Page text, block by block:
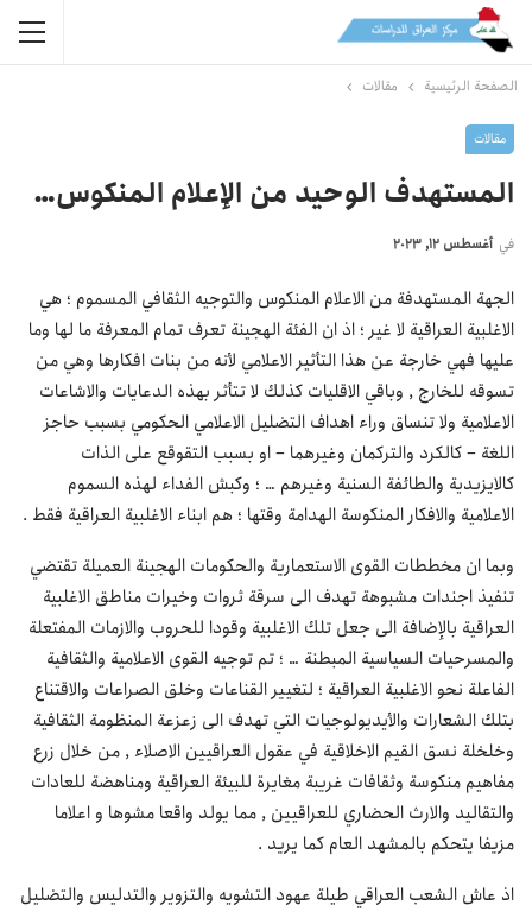
الصفحة الرئيسية مقالات
مقالات
المستهدف الوحيد من الإعلام المنكوس…
في أغسطس 12, 2023
الجهة المستهدفة من الاعلام المنكوس والتوجيه الثقافي المسموم ؛ هي
الاغلبية العراقية لا غير ؛ اذ ان الفئة الهجينة تعرف تمام المعرفة ما لها وما
عليها فهي خارجة عن هذا التأثير الاعلامي لأنه من بنات افكارها وهي من
تسوقه للخارج , وباقي الاقليات كذلك لا تتأثر بهذه الدعايات والاشاعات
الاعلامية ولا تنساق وراء اهداف التضليل الاعلامي الحكومي بسبب حاجز
اللغة – كالكرد والتركمان وغيرهما – او بسبب التقوقع على الذات
كالايزيدية والطائفة السنية وغيرهم … ؛ وكبش الفداء لهذه السموم
الاعلامية والافكار المنكوسة الهدامة وقتها ؛ هم ابناء الاغلبية العراقية فقط .
وبما ان مخططات القوى الاستعمارية والحكومات الهجينة العميلة تقتضي
تنفيذ اجندات مشبوهة تهدف الى سرقة ثروات وخيرات مناطق الاغلبية
العراقية بالإضافة الى جعل تلك الاغلبية وقودا للحروب والازمات المفتعلة
والمسرحيات السياسية المبطنة … ؛ تم توجيه القوى الاعلامية والثقافية
الفاعلة نحو الاغلبية العراقية ؛ لتغيير القناعات وخلق الصراعات والاقتناع
بتلك الشعارات والأيديولوجيات التي تهدف الى زعزعة المنظومة الثقافية
وخلخلة نسق القيم الاخلاقية في عقول العراقيين الاصلاء , من خلال زرع
مفاهيم منكوسة وثقافات غريبة مغايرة للبيئة العراقية ومناهضة للعادات
والتقاليد والارث الحضاري للعراقيين , مما يولد واقعا مشوها و اعلاما
مزيفا يتحكم بالمشهد العام كما يريد .
اذ عاش الشعب العراقي طيلة عهود التشويه والتزوير والتدليس والتضليل